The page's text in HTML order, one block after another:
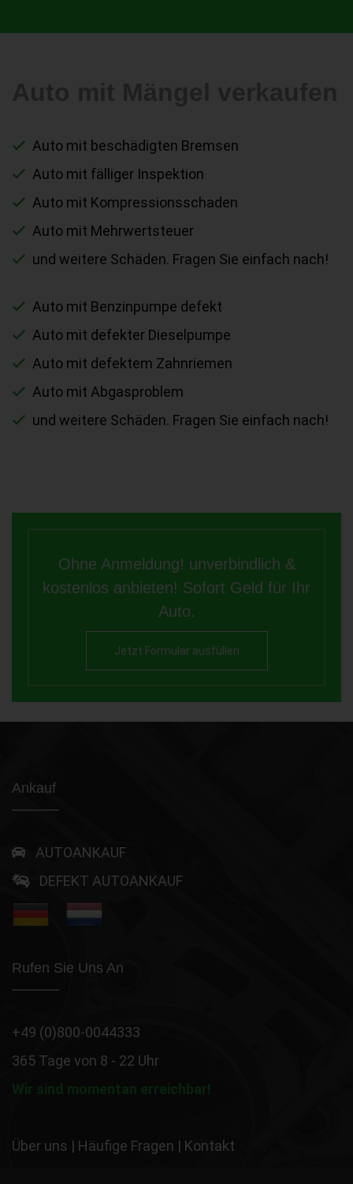
Auto mit beschädigten Bremsen
Auto mit fälliger Inspektion
Auto mit Kompressionsschaden
Auto mit Mehrwertsteuer
und weitere Schäden. Fragen Sie einfach nach!
Auto mit Benzinpumpe defekt
Auto mit defekter Dieselpumpe
Auto mit defektem Zahnriemen
Auto mit Abgasproblem
und weitere Schäden. Fragen Sie einfach nach!
Ohne Anmeldung! unverbindlich &
kostenlos anbieten! Sofort Geld für Ihr
Auto.
Jetzt Formular ausfüllen
Ankauf
AUTOANKAUF
DEFEKT AUTOANKAUF
Rufen Sie Uns An
+49 (0)800-0044333
365 Tage von 8 - 22 Uhr
Wir sind momentan erreichbar!
Über uns | Häufige Fragen | Kontakt